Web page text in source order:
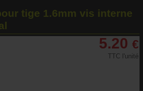
tige 1.6mm vis interne
5.20 €
TTC l'unité